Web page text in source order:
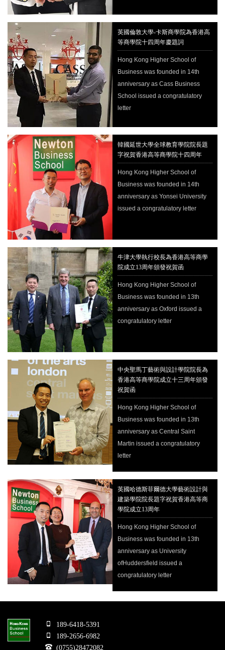
英國倫敦大學-卡斯商學院為香港高
等商學院十四周年慶題詞
Hong Kong Higher School of
Business was founded in 14th
anniversary as Cass Business
School issued a congratulatory
letter
韓國延世大學全球教育學院院長題
字祝賀香港高等商學院十四周年
Hong Kong Higher School of
Business was founded in 14th
anniversary as Yonsei University
issued a congratulatory letter
牛津大學執行校長為香港高等商學
院成立13周年頒發祝賀函
Hong Kong Higher School of
Business was founded in 13th
anniversary as Oxford issued a
congratulatory letter
中央聖馬丁藝術與設計學院院長為
香港高等商學院成立十三周年頒發
祝賀函
Hong Kong Higher School of
Business was founded in 13th
anniversary as Central Saint
Martin issued a congratulatory
letter
英國哈德斯菲爾德大學藝術設計與
建築學院院長題字祝賀香港高等商
學院成立13周年
Hong Kong Higher School of
Business was founded in 13th
anniversary as University
ofHuddersfield issued a
congratulatory letter
189-6418-5391
189-2656-6982
(0755)28472082